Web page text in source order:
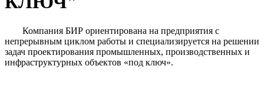
Компания БИР ориентирована на предприятия с
непрерывным циклом работы и специализируется на решении
задач проектирования промышленных, производственных и
инфраструктурных объектов «под ключ».